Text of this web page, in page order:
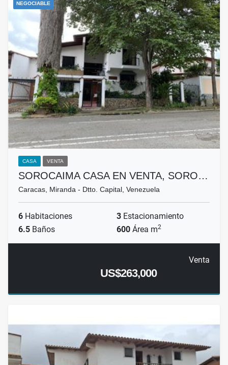
NEGOCIABLE
CASA VENTA
SOROCAIMA CASA EN VENTA, SORO…
Caracas, Miranda - Dtto. Capital, Venezuela
6 Habitaciones 3 Estacionamiento
6.5 Baños 600 Área m2
Venta
US$263,000